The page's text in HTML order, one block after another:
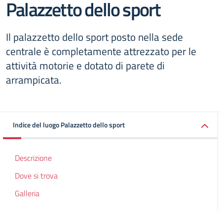
Palazzetto dello sport
Il palazzetto dello sport posto nella sede
centrale è completamente attrezzato per le
attività motorie e dotato di parete di
arrampicata.
Indice del luogo Palazzetto dello sport
Descrizione
Dove si trova
Galleria